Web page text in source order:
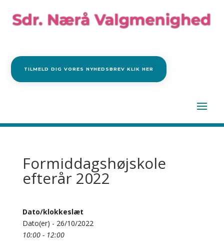
TILMELD DIG VORES NYHEDSBREV KLIK HER
Formiddagshøjskole
efterår 2022
Dato/klokkeslæt
Dato(er) - 26/10/2022
10:00 - 12:00